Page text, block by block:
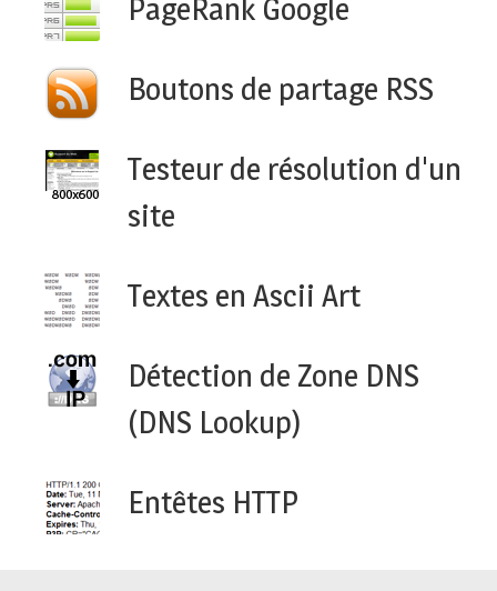
PageRank Google
Boutons de partage RSS
Testeur de résolution d'un
site
Textes en Ascii Art
Détection de Zone DNS
(DNS Lookup)
Entêtes HTTP